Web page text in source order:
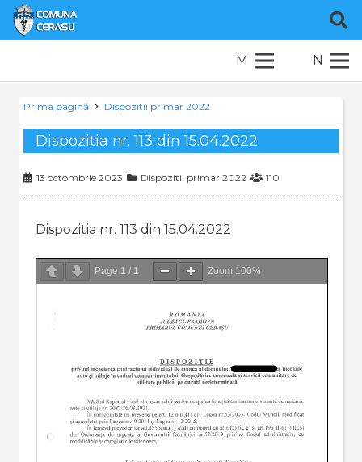
M N
Prima pagină Dispozitii primar 2022
Dispozitia nr. 113 din 15.04.2022
13 octombrie 2023 Dispozitii primar 2022 110
Dispozitia nr. 113 din 15.04.2022
Page 1 / 1 Zoom 100%